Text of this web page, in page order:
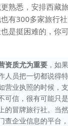
熟悉，安排西藏
有300多家旅行
是挺困难的，你
资质尤为重要 ，如
人员把一切都说得
营业执照的时候，
可信，很有可能只
的冒牌旅行社。当
查企业信息的平台